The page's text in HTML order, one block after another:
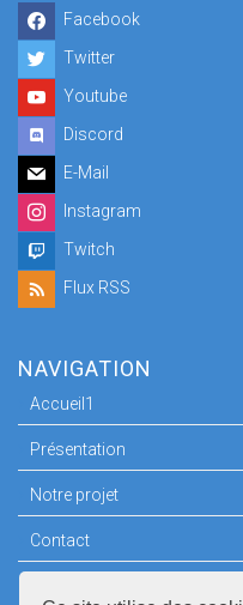
Facebook
Twitter
Youtube
Discord
E-Mail
Instagram
Twitch
Flux RSS
NAVIGATION
Accueil1
Présentation
Notre projet
Contact